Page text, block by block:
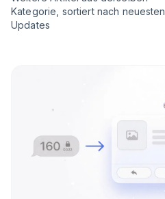
Kategorie, sortiert nach neuesten
Updates